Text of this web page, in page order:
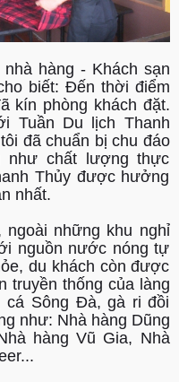
hàng - Khách sạn
biết: Đến thời điểm
kín phòng khách đặt.
Tuần Du lịch Thanh
đã chuẩn bị chu đáo
như chất lượng thực
Thủy được hưởng
nhất.
những khu nghỉ
nguồn nước nóng tự
du khách còn được
truyền thống của làng
cá Sông Đà, gà ri đồi
như: Nhà hàng Dũng
hàng Vũ Gia, Nhà